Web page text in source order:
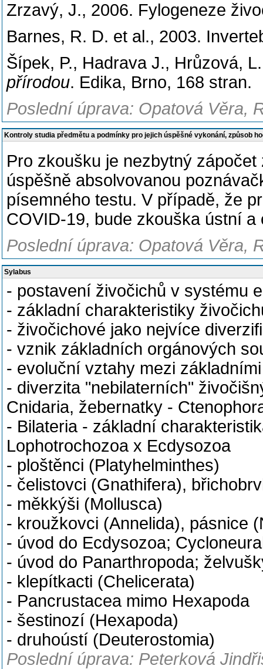
Zrzavý, J., 2006. Fylogeneze
Barnes, R. D. et al., 2003.
Šípek, P., Hadrava J., Hrůzová,
přírodou. Edika, Brno, 168 stran.
Poslední úprava: Opatová Věra,
Kontroly studia předmětu a podmínky pro jejich úspěšné vykonání, způsob
Pro zkoušku je nezbytný
úspěšně absolvovanou
písemného testu. V případě, že
COVID-19, bude zkouška ústní a
Poslední úprava: Opatová Věra,
Sylabus
- postavení živočichů v systému
- základní charakteristiky
- živočichové jako nejvíce
- vznik základních orgánových
- evoluční vztahy mezi
- diverzita "nebilaterních"
Cnidaria, žebernatky -
- Bilateria - základní
Lophotrochozoa x Ecdysozoa
- ploštěnci (Platyhelminthes)
- čelistovci (Gnathifera),
- měkkýši (Mollusca)
- kroužkovci (Annelida), pásnice
- úvod do Ecdysozoa;
- úvod do Panarthropoda;
- klepítkacti (Chelicerata)
- Pancrustacea mimo Hexapoda
- šestinozí (Hexapoda)
- druhoústí (Deuterostomia)
Poslední úprava: Peterková